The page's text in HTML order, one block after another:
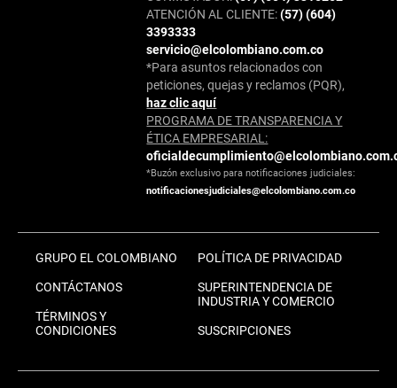
ATENCIÓN AL CLIENTE:(57) (604)
3393333
servicio@elcolombiano.com.co
*Para asuntos relacionados con
peticiones, quejas y reclamos (PQR),
haz clic aquí
PROGRAMA DE TRANSPARENCIA Y
ÉTICA EMPRESARIAL:
*Buzón exclusivo para notificaciones judiciales:
notificacionesjudiciales@elcolombiano.com.co
GRUPO EL COLOMBIANO
CONTÁCTANOS
TÉRMINOS Y
CONDICIONES
POLÍTICA DE PRIVACIDAD
SUPERINTENDENCIA DE
INDUSTRIA Y COMERCIO
SUSCRIPCIONES